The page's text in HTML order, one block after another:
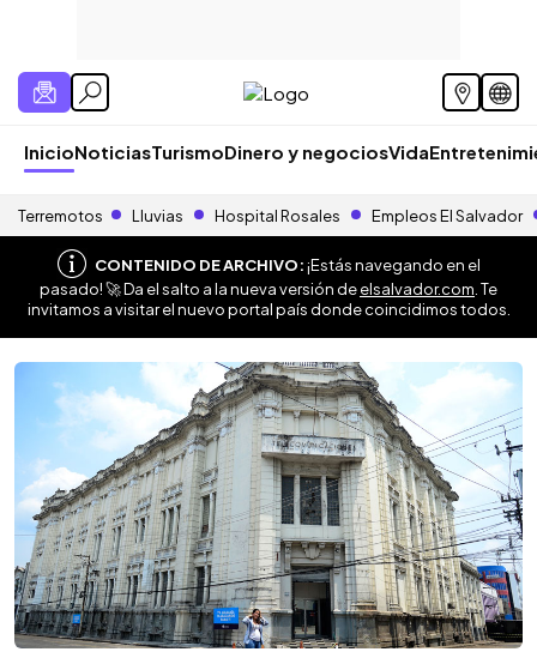
InicioNoticiasTurismoDinero y negociosVida
Terremotos Lluvias Hospital Rosales Empleos El Salvador
CONTENIDO DE ARCHIVO:¡Estás navegando en el
pasado! 🚀 Da el salto a la nueva versión deelsalvador.com . Te
invitamos a visitar el nuevo portal país donde coincidimos todos.